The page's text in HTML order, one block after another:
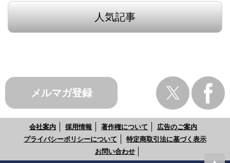
人気記事
メルマガ登録
会社案内 採用情報 著作権について
広告のご案内
プライバシーポリシーについて
特定商取引法に基づく表示
お問い合わせ